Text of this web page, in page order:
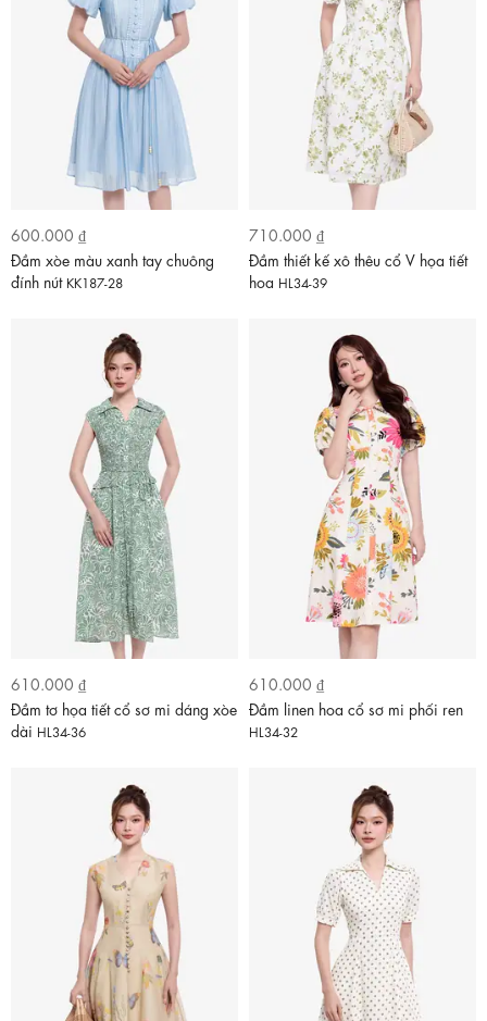
600.000 ₫
Đầm xòe màu xanh tay chuông
đính nút KK187-28
710.000 ₫
Đầm thiết kế xô thêu cổ V họa tiết
hoa HL34-39
610.000 ₫
Đầm tơ họa tiết cổ sơ mi dáng xòe
dài HL34-36
610.000 ₫
Đầm linen hoa cổ sơ mi phối ren
HL34-32